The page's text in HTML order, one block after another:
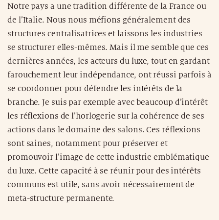
Notre pays a une tradition différente de la France ou
de l’Italie. Nous nous méfions généralement des
structures centralisatrices et laissons les industries
se structurer elles-mêmes. Mais il me semble que ces
dernières années, les acteurs du luxe, tout en gardant
farouchement leur indépendance, ont réussi parfois à
se coordonner pour défendre les intérêts de la
branche. Je suis par exemple avec beaucoup d’intérêt
les réflexions de l’horlogerie sur la cohérence de ses
actions dans le domaine des salons. Ces réflexions
sont saines, notamment pour préserver et
promouvoir l’image de cette industrie emblématique
du luxe. Cette capacité à se réunir pour des intérêts
communs est utile, sans avoir nécessairement de
meta-structure permanente.